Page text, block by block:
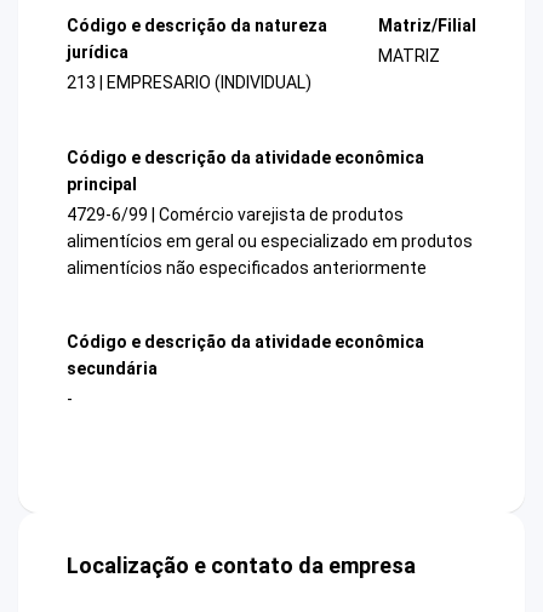
Código e descrição da natureza
jurídica
213 | EMPRESARIO (INDIVIDUAL)
Matriz/Filial
MATRIZ
Código e descrição da atividade econômica
principal
4729-6/99 | Comércio varejista de produtos
alimentícios em geral ou especializado em produtos
alimentícios não especificados anteriormente
Código e descrição da atividade econômica
secundária
-
Localização e contato da empresa